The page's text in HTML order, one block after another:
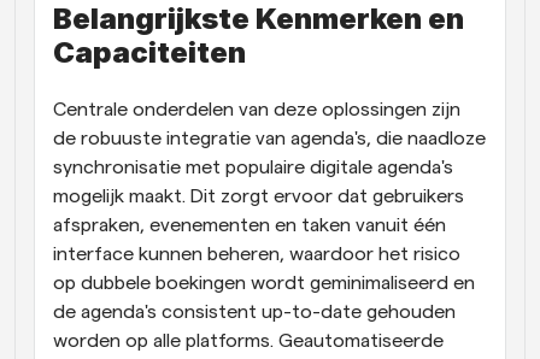
Belangrijkste Kenmerken en
Capaciteiten
Centrale onderdelen van deze oplossingen zijn
de robuuste integratie van agenda's, die naadloze
synchronisatie met populaire digitale agenda's
mogelijk maakt. Dit zorgt ervoor dat gebruikers
afspraken, evenementen en taken vanuit één
interface kunnen beheren, waardoor het risico
op dubbele boekingen wordt geminimaliseerd en
de agenda's consistent up-to-date gehouden
worden op alle platforms. Geautomatiseerde